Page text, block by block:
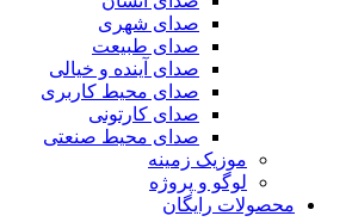
صدای شهری
صدای طبیعت
صدای آینده و خیالی
صدای محیط کاربری
صدای کارتونی
صدای محیط صنعتی
موزیک زمینه
لوگو و پروژه
محصولات رایگان